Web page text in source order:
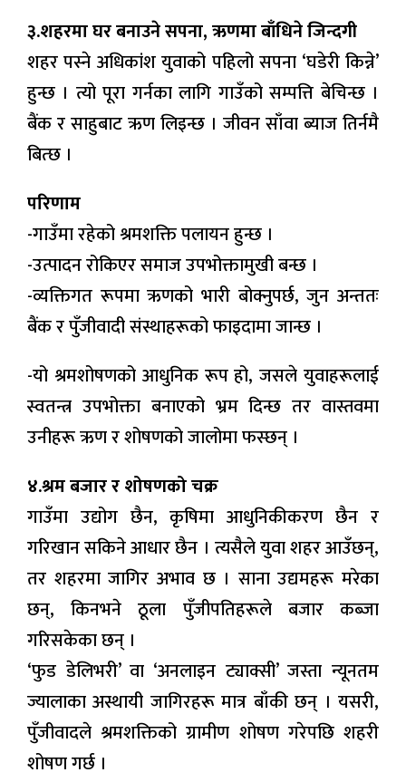
३.शहरमा घर बनाउने सपना, ऋणमा बाँधिने जिन्दगी
शहर पस्ने अधिकांश युवाको पहिलो सपना ‘घडेरी किन्ने’
हुन्छ । त्यो पूरा गर्नका लागि गाउँको सम्पत्ति बेचिन्छ ।
बैंक र साहुबाट ऋण लिइन्छ । जीवन साँवा ब्याज तिर्नमै
बित्छ ।
परिणाम
-गाउँमा रहेको श्रमशक्ति पलायन हुन्छ ।
-उत्पादन रोकिएर समाज उपभोक्तामुखी बन्छ ।
-व्यक्तिगत रूपमा ऋणको भारी बोक्नुपर्छ, जुन अन्ततः
बैंक र पुँजीवादी संस्थाहरूको फाइदामा जान्छ ।
-यो श्रमशोषणको आधुनिक रूप हो, जसले युवाहरूलाई
स्वतन्त्र उपभोक्ता बनाएको भ्रम दिन्छ तर वास्तवमा
उनीहरू ऋण र शोषणको जालोमा फस्छन् ।
४.श्रम बजार र शोषणको चक्र
गाउँमा उद्योग छैन, कृषिमा आधुनिकीकरण छैन र
गरिखान सकिने आधार छैन । त्यसैले युवा शहर आउँछन्,
तर शहरमा जागिर अभाव छ । साना उद्यमहरू मरेका
छन्, किनभने ठूला पुँजीपतिहरूले बजार कब्जा
गरिसकेका छन् ।
‘फुड डेलिभरी’ वा ‘अनलाइन ट्याक्सी’ जस्ता न्यूनतम
ज्यालाका अस्थायी जागिरहरू मात्र बाँकी छन् । यसरी,
पुँजीवादले श्रमशक्तिको ग्रामीण शोषण गरेपछि शहरी
शोषण गर्छ ।